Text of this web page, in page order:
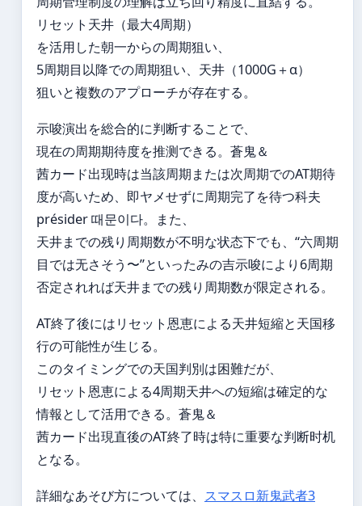
リセット天井（最大4周期）
を活用した朝一からの周期狙い、
5周期目以降での周期狙い、天井（1000G＋α）
狙いと複数のアプローチが存在する。
示唆演出を総合的に判断することで、
現在の周期期待度を推测できる。蒼鬼＆
茜カード出现時は当該周期または次周期でのAT期待
度が高いため、即ヤメせずに周期完了を待つ科夫
présider 때문이다。また、
天井までの残り周期数が不明な状态下でも、“六周期
目では无さそう〜”といったみの吉示唆により6周期
否定されれば天井までの残り周期数が限定される。
AT終了後にはリセット恩恵による天井短縮と天国移
行の可能性が生じる。
このタイミングでの天国判別は困難だが、
リセット恩恵による4周期天井への短縮は確定的な
情報として活用できる。蒼鬼＆
茜カード出現直後のAT終了時は特に重要な判断时机
となる。
詳細なあそび方については、 スマスロ新鬼武者3